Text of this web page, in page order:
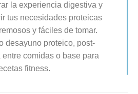
la experiencia digestiva y
tus necesidades proteicas
y fáciles de tomar.
desayuno proteico, post-
entre comidas o base para
fitness.